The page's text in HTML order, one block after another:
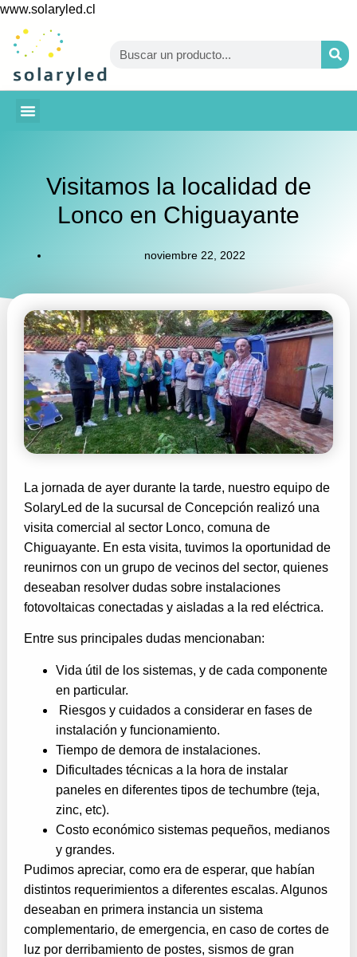
www.solaryled.cl
Visitamos la localidad de
Lonco en Chiguayante
noviembre 22, 2022
La jornada de ayer durante la tarde, nuestro equipo de
SolaryLed de la sucursal de Concepción realizó una
visita comercial al sector Lonco, comuna de
Chiguayante. En esta visita, tuvimos la oportunidad de
reunirnos con un grupo de vecinos del sector, quienes
deseaban resolver dudas sobre instalaciones
fotovoltaicas conectadas y aisladas a la red eléctrica.
Entre sus principales dudas mencionaban:
Vida útil de los sistemas, y de cada componente
en particular.
Riesgos y cuidados a considerar en fases de
instalación y funcionamiento.
Tiempo de demora de instalaciones.
Dificultades técnicas a la hora de instalar
paneles en diferentes tipos de techumbre (teja,
zinc, etc).
Costo económico sistemas pequeños, medianos
y grandes.
Pudimos apreciar, como era de esperar, que habían
distintos requerimientos a diferentes escalas. Algunos
deseaban en primera instancia un sistema
complementario, de emergencia, en caso de cortes de
luz por derribamiento de postes, sismos de gran